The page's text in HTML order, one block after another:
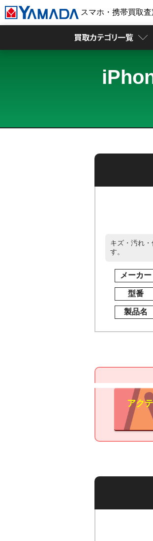
スマホ・携帯買取
キズ・汚れ
す。
メーカー
型番
製品名
アク